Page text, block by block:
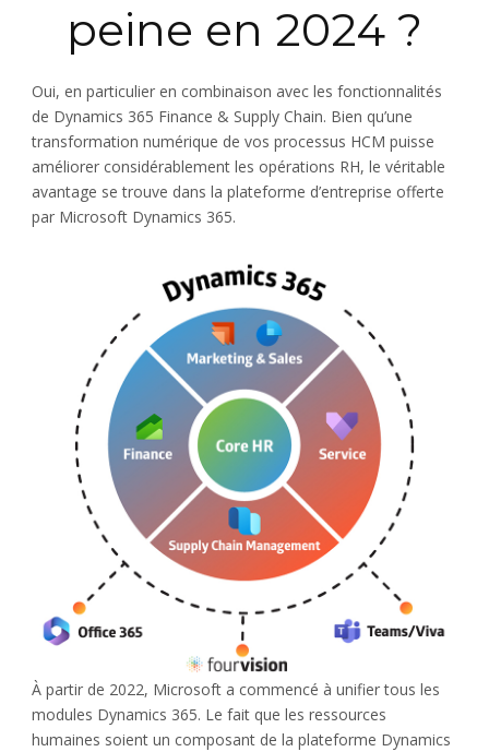
peine en 2024 ?
Oui, en particulier en combinaison avec les fonctionnalités
de Dynamics 365 Finance & Supply Chain. Bien qu’une
transformation numérique de vos processus HCM puisse
améliorer considérablement les opérations RH, le véritable
avantage se trouve dans la plateforme d’entreprise offerte
par Microsoft Dynamics 365.
À partir de 2022, Microsoft a commencé à unifier tous les
modules Dynamics 365. Le fait que les ressources
humaines soient un composant de la plateforme Dynamics